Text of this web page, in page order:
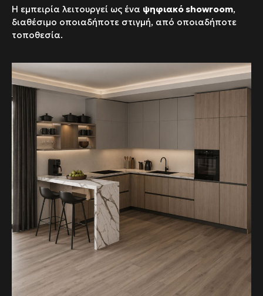
Η εμπειρία λειτουργεί ως ένα ψηφιακόshowroom,
διαθέσιμο οποιαδήποτε στιγμή, από οποιαδήποτε
τοποθεσία.